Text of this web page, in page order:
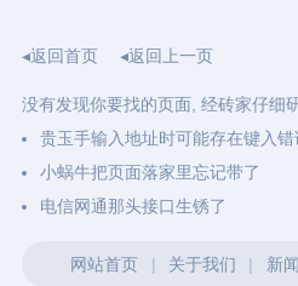
◂返回首页 ◂返回上一页
没有发现你要找的页面, 经砖家仔细
贵玉手输入地址时可能存在键入错
小蜗牛把页面落家里忘记带了
电信网通那头接口生锈了
网站首页 | 关于我们 | 新